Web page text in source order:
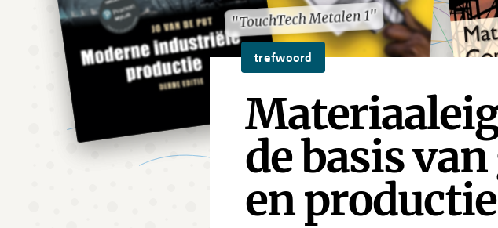
"TouchTech Metalen 1"
"TouchTech Metalen 1"
trefwoord
de basis
en productie